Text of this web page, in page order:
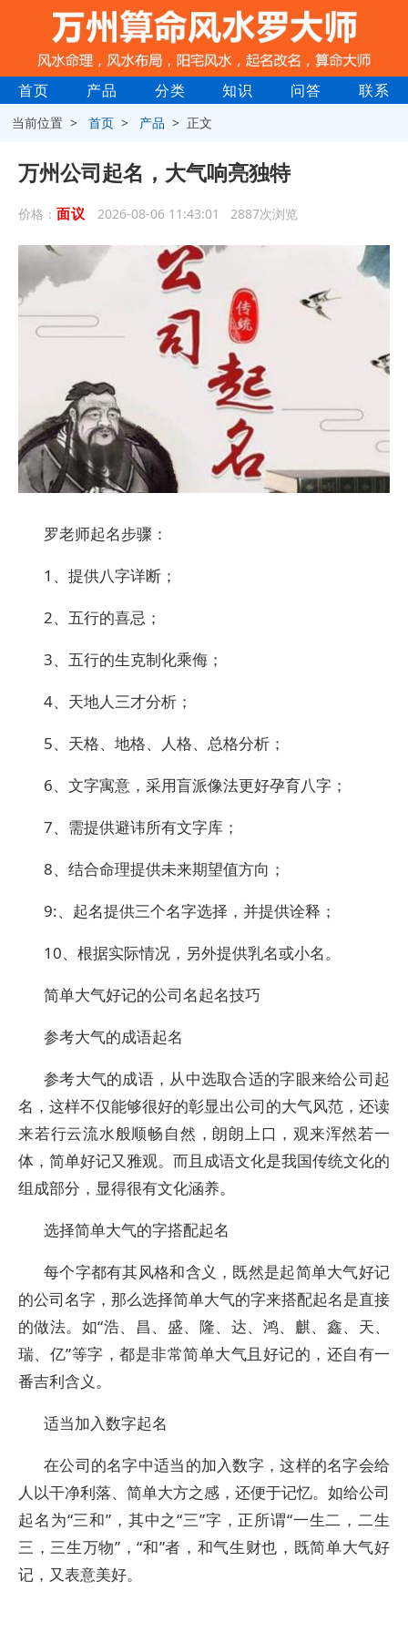
首页 产品 分类 知识 问答 联系
当前位置 >首页 > 产品 > 正文
万州公司起名，大气响亮独特
价格： 面议 2026-08-06 11:43:01 2887次浏览
罗老师起名步骤：
1、提供八字详断；
2、五行的喜忌；
3、五行的生克制化乘侮；
4、天地人三才分析；
5、天格、地格、人格、总格分析；
6、文字寓意，采用盲派像法更好孕育八字；
7、需提供避讳所有文字库；
8、结合命理提供未来期望值方向；
9:、起名提供三个名字选择，并提供诠释；
10、根据实际情况，另外提供乳名或小名。
简单大气好记的公司名起名技巧
参考大气的成语起名
参考大气的成语，从中选取合适的字眼来给公司起
名，这样不仅能够很好的彰显出公司的大气风范，还读
来若行云流水般顺畅自然，朗朗上口，观来浑然若一
体，简单好记又雅观。而且成语文化是我国传统文化的
组成部分，显得很有文化涵养。
选择简单大气的字搭配起名
每个字都有其风格和含义，既然是起简单大气好记
的公司名字，那么选择简单大气的字来搭配起名是直接
的做法。如“浩、昌、盛、隆、达、鸿、麒、鑫、天、
瑞、亿”等字，都是非常简单大气且好记的，还自有一
番吉利含义。
适当加入数字起名
在公司的名字中适当的加入数字，这样的名字会给
人以干净利落、简单大方之感，还便于记忆。如给公司
起名为“三和”，其中之“三”字，正所谓“一生二，二生
三，三生万物”，“和”者，和气生财也，既简单大气好
记，又表意美好。